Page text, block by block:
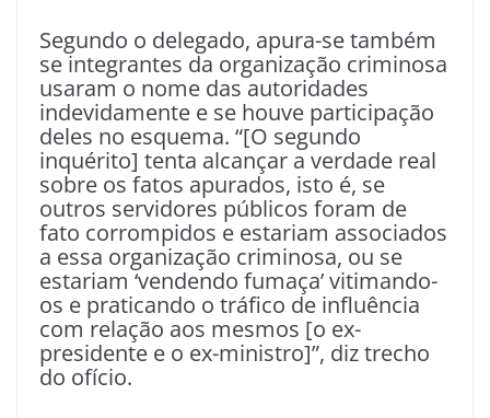
Segundo o delegado, apura-se também
se integrantes da organização criminosa
usaram o nome das autoridades
indevidamente e se houve participação
deles no esquema. “[O segundo
inquérito] tenta alcançar a verdade real
sobre os fatos apurados, isto é, se
outros servidores públicos foram de
fato corrompidos e estariam associados
a essa organização criminosa, ou se
estariam ‘vendendo fumaça’ vitimando-
os e praticando o tráfico de influência
com relação aos mesmos [o ex-
presidente e o ex-ministro]”, diz trecho
do ofício.